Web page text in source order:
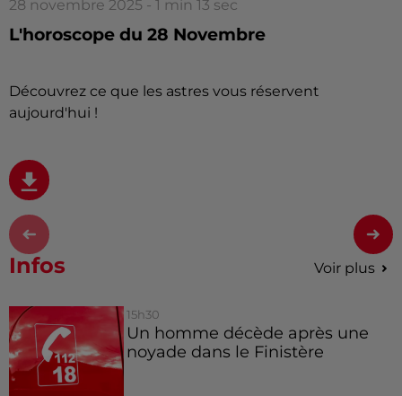
28 novembre 2025 - 1 min 13 sec
L'horoscope du 28 Novembre
Découvrez ce que les astres vous réservent
aujourd'hui !
Infos Voir plus
15h30
Un homme décède après une
noyade dans le Finistère